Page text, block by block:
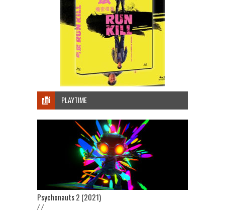
PLAYTIME
Psychonauts 2 (2021)
/ /